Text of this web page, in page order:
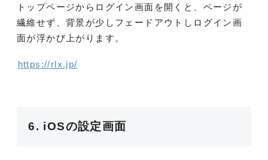
トップページからログイン画面を開くと、ページが
繊維せず、背景が少しフェードアウトしログイン画
面が浮かび上がります。
https://rlx.jp/
6. iOSの設定画面